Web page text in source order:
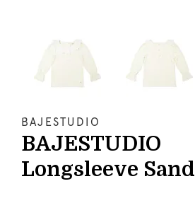
BAJESTUDIO
BAJESTUDIO
Longsleeve Sand